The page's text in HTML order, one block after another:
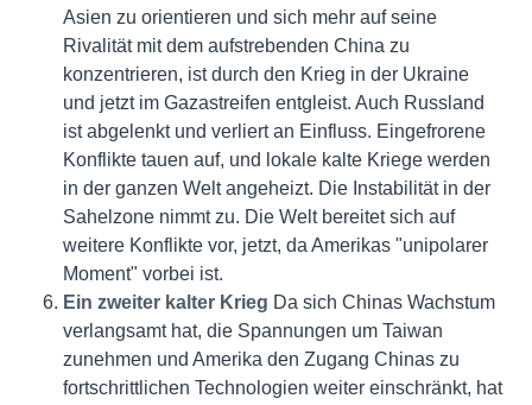
Asien zu orientieren und sich mehr auf seine
Rivalität mit dem aufstrebenden China zu
konzentrieren, ist durch den Krieg in der Ukraine
und jetzt im Gazastreifen entgleist. Auch Russland
ist abgelenkt und verliert an Einfluss. Eingefrorene
Konflikte tauen auf, und lokale kalte Kriege werden
in der ganzen Welt angeheizt. Die Instabilität in der
Sahelzone nimmt zu. Die Welt bereitet sich auf
weitere Konflikte vor, jetzt, da Amerikas "unipolarer
Moment" vorbei ist.
Ein zweiter kalter Krieg Da sich Chinas Wachstum
verlangsamt hat, die Spannungen um Taiwan
zunehmen und Amerika den Zugang Chinas zu
fortschrittlichen Technologien weiter einschränkt, hat